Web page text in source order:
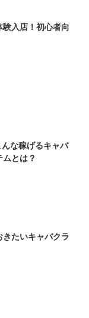
験入店！初心者向
な稼げるキャバ
とは？
たいキャバクラ